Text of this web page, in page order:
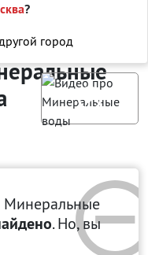
?
город
Минеральные воды
Минеральные
. Но, вы